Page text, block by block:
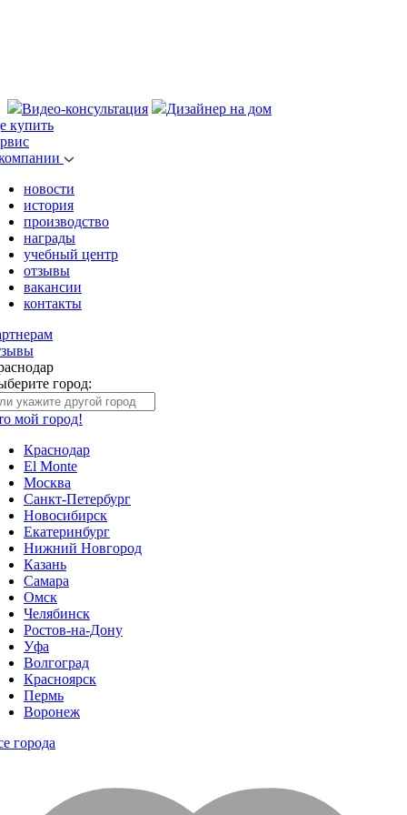
Видео-консультация
Дизайнер на дом
купить
новости
история
производство
награды
учебный центр
отзывы
вакансии
контакты
город:
мой город!
Краснодар
El Monte
Москва
Санкт-Петербург
Новосибирск
Екатеринбург
Нижний Новгород
Казань
Самара
Омск
Челябинск
Ростов-на-Дону
Уфа
Волгоград
Красноярск
Пермь
Воронеж
города